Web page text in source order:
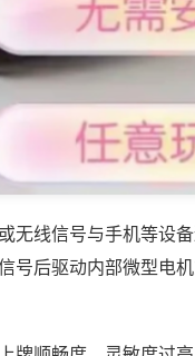
无线信号与手机等设
号后驱动内部微型电